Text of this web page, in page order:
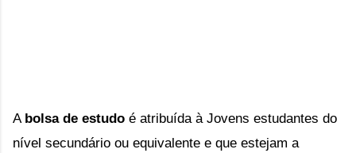
A bolsa de estudo é atribuída à Jovens estudantes do
nível secundário ou equivalente e que estejam a